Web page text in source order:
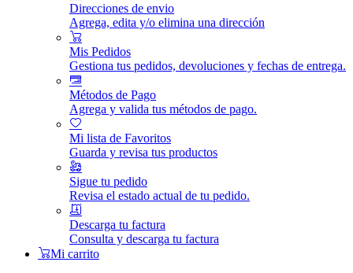
Direcciones de envio
Agrega, edita y/o elimina una dirección
Mis Pedidos
Gestiona tus pedidos, devoluciones y fechas de entrega.
Métodos de Pago
Agrega y valida tus métodos de pago.
Mi lista de Favoritos
Guarda y revisa tus productos
Sigue tu pedido
Revisa el estado actual de tu pedido.
Descarga tu factura
Consulta y descarga tu factura
Mi carrito